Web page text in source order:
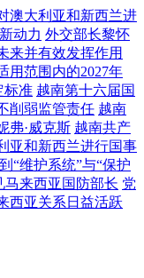
澳大利亚和新西兰进
动力 外交部长黎怀
来并有效发挥作用
用范围内的2027年
标准 越南第十六届国
削弱监管责任 越南
弗·威克斯 越南共产
亚和新西兰进行国事
“维护系统”与“保护
马来西亚国防部长 党
西亚关系日益活跃